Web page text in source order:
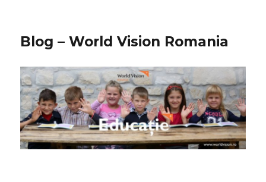
Blog – World Vision Romania